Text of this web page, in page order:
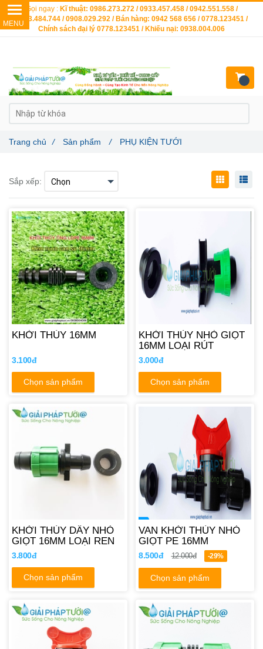
Sắp xếp:
KHỞI THỦY 16MM
3.100đ
Chọn sản phẩm
KHỞI THỦY NHỎ GIỌT
16MM LOẠI RÚT
3.000đ
Chọn sản phẩm
KHỞI THỦY DÂY NHỎ
GIỌT 16MM LOẠI REN
3.800đ
Chọn sản phẩm
VAN KHỞI THỦY NHỎ
GIỌT PE 16MM
8.500đ 12.000đ -29%
Chọn sản phẩm
Trang chủ / Sản phẩm / PHỤ KIỆN TƯỚI
Gọi ngay : Kĩ thuật: 0986.273.272 / 0933.457.458 / 0942.551.558 /
0903.484.744 / 0908.029.292 / Bán hàng: 0942 568 656 / 0778.123451 /
Chính sách đại lý 0778.123451 / Khiếu nại: 0938.004.006